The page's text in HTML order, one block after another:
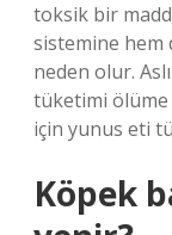
toksik bir
sistemine hem
neden olur.
tüketimi ölüme
için yunus eti
Köpek